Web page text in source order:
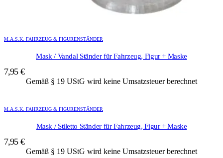
M.A.S.K. FAHRZEUG & FIGURENSTÄNDER
Mask / Vandal Ständer für Fahrzeug, Figur + Maske
7,95 €
Gemäß § 19 UStG wird keine Umsatzsteuer berechnet
M.A.S.K. FAHRZEUG & FIGURENSTÄNDER
Mask / Stiletto Ständer für Fahrzeug, Figur + Maske
7,95 €
Gemäß § 19 UStG wird keine Umsatzsteuer berechnet